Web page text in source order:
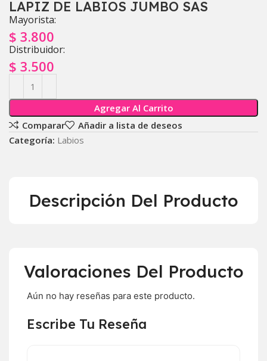
LAPIZ DE LABIOS JUMBO SAS
Mayorista:
$ 3.800
Distribuidor:
$ 3.500
Agregar Al Carrito
Comparar
Añadir a lista de deseos
Categoría: Labios
Descripción Del Producto
Valoraciones Del Producto
Aún no hay reseñas para este producto.
Escribe Tu Reseña